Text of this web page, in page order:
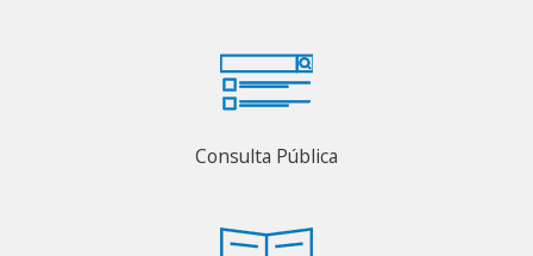
Consulta Pública